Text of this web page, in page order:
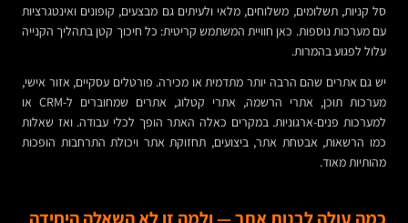
סל קניות, תשלומים, משלוחים, מלאי ולעיתים גם מבצעים, קופונים ואינטגרציות
עם מערכות נוספות. כאן חוויית המשתמש קריטית: כל חיכוך קטן בתהליך הקנייה
עלול לפגוע בהמרות.
יש גם אתרים שהם הרבה יותר מתדמית או מכירה. פורטלים עסקיים, אזור אישי,
מערכות תוכן, אתרי הרשמה, אתרי קטלוג, אתרים שמחוברים ל-CRM או
למערכות פנים-ארגוניות. במקרים כאלה האתר הופך לכלי עבודה. ואז שאלות
כמו הרשאות, אבטחת אתר, ביצועים, תחזוקת אתר ויכולת התרחבות הופכות
מהותיות מאוד.